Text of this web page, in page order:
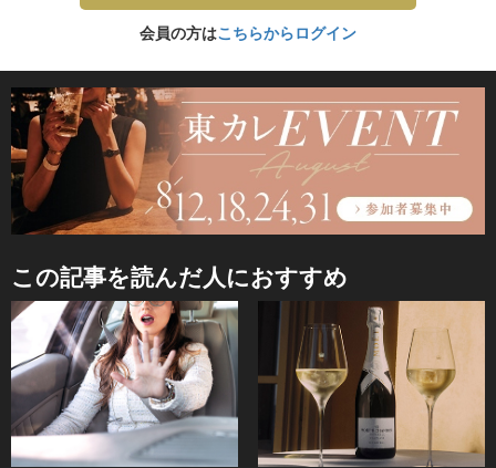
会員の方はこちらからログイン
この記事を読んだ人におすすめ